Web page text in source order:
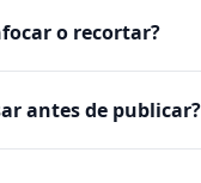
o recortar?
antes de publicar?